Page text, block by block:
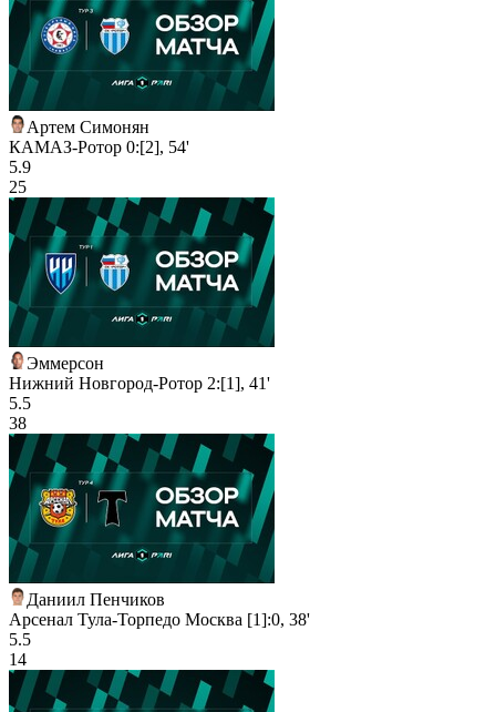
Артем Симонян
КАМАЗ-Ротор 0:[2], 54'
5.9
25
Эммерсон
Нижний Новгород-Ротор 2:[1], 41'
5.5
38
Даниил Пенчиков
Арсенал Тула-Торпедо Москва [1]:0, 38'
5.5
14